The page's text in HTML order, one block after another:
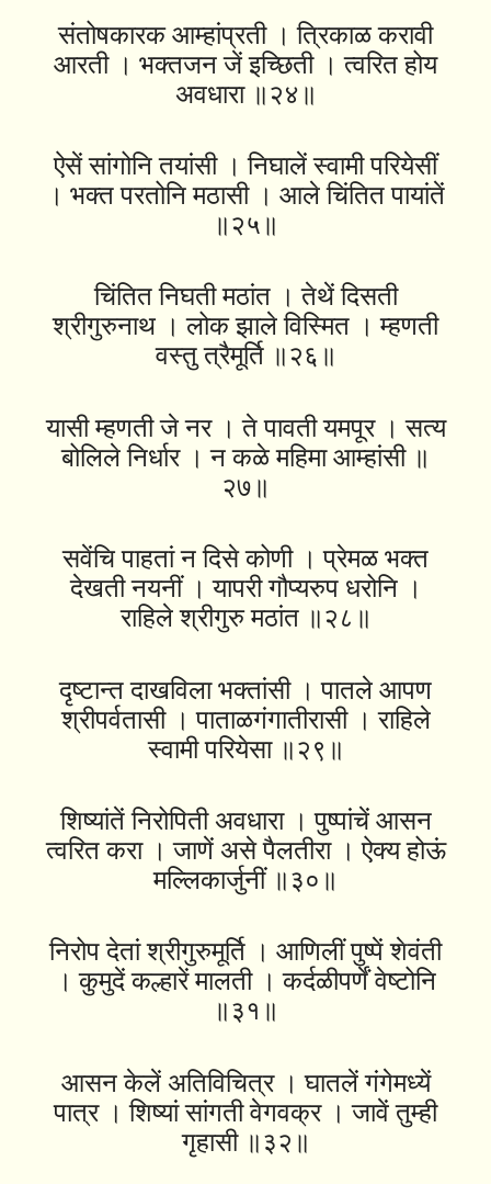
संतोषकारक आम्हांप्रती । त्रिकाळ करावी
आरती । भक्तजन जें इच्छिती । त्वरित होय
अवधारा ॥२४॥
ऐसें सांगोनि तयांसी । निघालें स्वामी परियेसीं
। भक्त परतोनि मठासी । आले चिंतित पायांतें
॥२५॥
चिंतित निघती मठांत । तेथें दिसती
श्रीगुरुनाथ । लोक झाले विस्मित । म्हणती
वस्तु त्रैमूर्ति ॥२६॥
यासी म्हणती जे नर । ते पावती यमपूर । सत्य
बोलिले निर्धार । न कळे महिमा आम्हांसी ॥
२७॥
सवेंचि पाहतां न दिसे कोणी । प्रेमळ भक्त
देखती नयनीं । यापरी गौप्यरुप धरोनि ।
राहिले श्रीगुरु मठांत ॥२८॥
दृष्‍टान्त दाखविला भक्तांसी । पातले आपण
श्रीपर्वतासी । पाताळगंगातीरासी । राहिले
स्वामी परियेसा ॥२९॥
शिष्यांतें निरोपिती अवधारा । पुष्पांचें आसन
त्वरित करा । जाणें असे पैलतीरा । ऐक्य होऊं
मल्लिकार्जुनीं ॥३०॥
निरोप देतां श्रीगुरुमूर्ति । आणिलीं पुष्पें शेवंती
। कुमुदें कल्हारें मालती । कर्दळीपर्णें वेष्‍टोनि
॥३१॥
आसन केलें अतिविचित्र । घातलें गंगेमध्यें
पात्र । शिष्यां सांगती वेगवक्र । जावें तुम्ही
गृहासी ॥३२॥